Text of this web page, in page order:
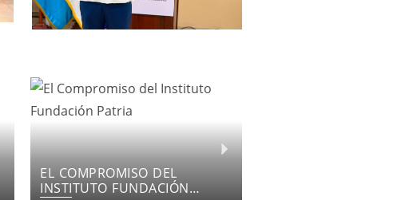
FOMENTANDO LA INCLUSIÓN
EDUCATIVA